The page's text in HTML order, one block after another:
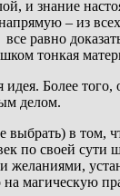
и знание
– из
равно
тонкая
Более
делом.
в том,
по своей сути
желаниями,
на магическую